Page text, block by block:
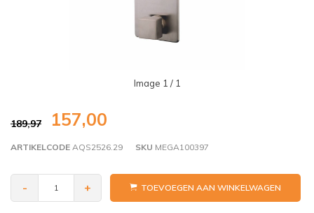
Image 1 / 1
189,97 157,00
ARTIKELCODE AQS2526.29 SKU MEGA100397
- + TOEVOEGEN AAN WINKELWAGEN